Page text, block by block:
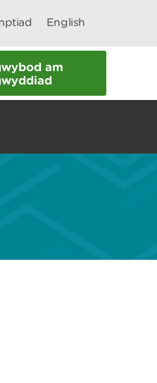
English
am